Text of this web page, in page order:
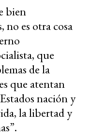
bien
no es otra cosa
que
de la
que atentan
nación y
la libertad y